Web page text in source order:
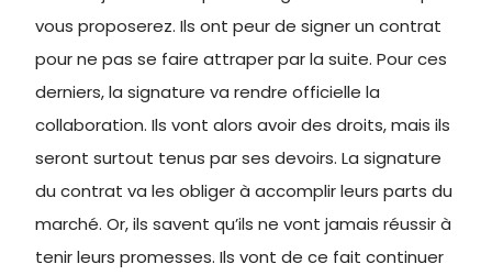
vous proposerez. Ils ont peur de signer un contrat
pour ne pas se faire attraper par la suite. Pour ces
derniers, la signature va rendre officielle la
collaboration. Ils vont alors avoir des droits, mais ils
seront surtout tenus par ses devoirs. La signature
du contrat va les obliger à accomplir leurs parts du
marché. Or, ils savent qu’ils ne vont jamais réussir à
tenir leurs promesses. Ils vont de ce fait continuer